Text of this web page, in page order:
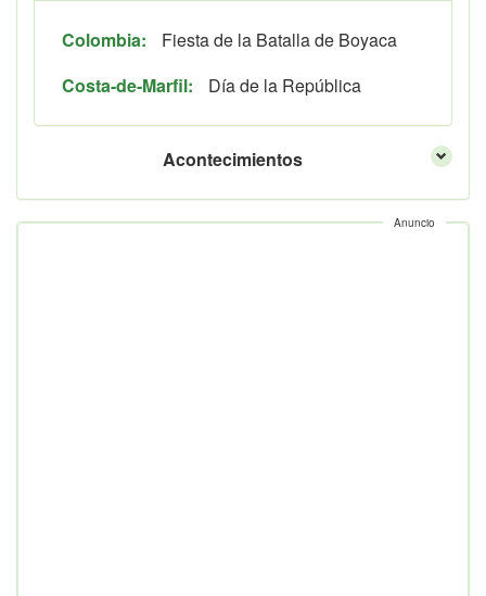
Colombia:
Fiesta de la Batalla de Boyaca
Costa-de-Marfil:
Día de la República
Acontecimientos
Anuncio